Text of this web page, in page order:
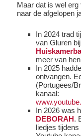
Maar dat is wel
naar de afgelopen
In 2024 trad
van Gluren
meer van
In 2025
ontvangen.
(Portugees/
kanaal:
In 2026 was
DEBORAH.
liedjes